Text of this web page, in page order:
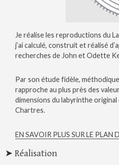
Je réalise les reproductions du
j’ai calculé, construit et réalisé
recherches de John et Odette
Par son étude fidèle,
rapproche au plus près des
dimensions du labyrinthe original
Chartres.
EN SAVOIR PLUS SUR LE PLAN
➤ Réalisation